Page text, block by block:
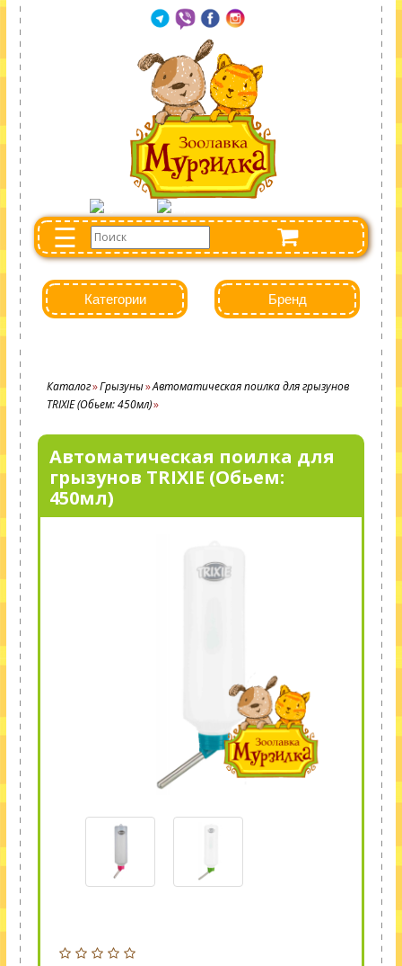
☰
Категории Бренд
Каталог Грызуны Автоматическая поилка для грызунов
TRIXIE (Обьем: 450мл)
Автоматическая поилка для
грызунов TRIXIE (Обьем:
450мл)